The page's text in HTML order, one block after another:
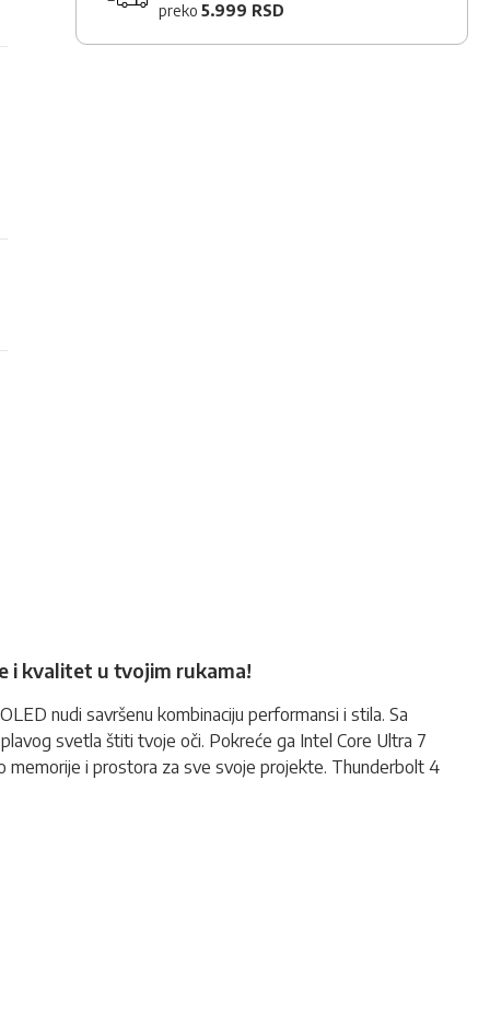
preko 5.999 RSD
i kvalitet u tvojim rukama!
nudi savršenu kombinaciju performansi i stila. Sa
svetla štiti tvoje oči. Pokreće ga Intel Core Ultra 7
memorije i prostora za sve svoje projekte. Thunderbolt 4